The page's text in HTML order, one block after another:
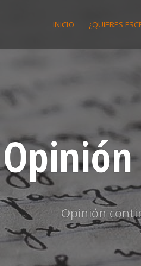
INICIO ¿QUIERES
Opinión
Opinión